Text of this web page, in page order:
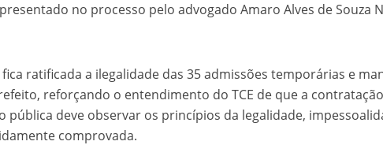
no processo pelo advogado Amaro Alves de Souza
ratificada a ilegalidade das 35 admissões temporárias e
reforçando o entendimento do TCE de que a
pública deve observar os princípios da legalidade,
comprovada.